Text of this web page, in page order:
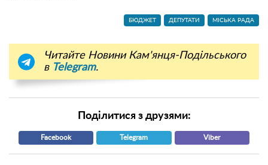
БЮДЖЕТ ДЕПУТАТИ МІСЬКА РАДА
Читайте Новини Кам'янця-Подільського
в Telegram.
Поділитися з друзями:
Facebook Telegram Viber